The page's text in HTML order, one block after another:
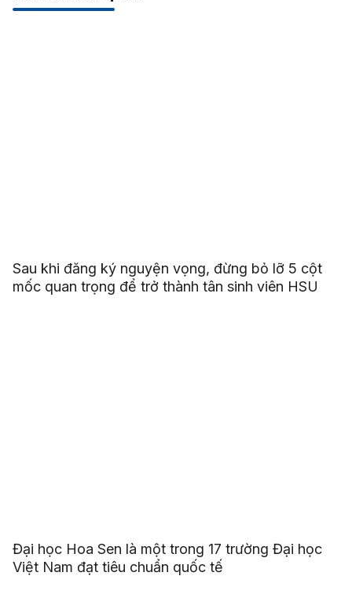
Sau khi đăng ký nguyện vọng, đừng bỏ lỡ 5 cột
mốc quan trọng để trở thành tân sinh viên HSU
Đại học Hoa Sen là một trong 17 trường Đại học
Việt Nam đạt tiêu chuẩn quốc tế